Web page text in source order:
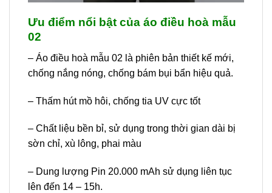
Ưu điểm nổi bật của áo điều hoà mẫu
02
– Áo điều hoà mẫu 02 là phiên bản thiết kế mới,
chống nắng nóng, chống bám bụi bẩn hiệu quả.
– Thấm hút mồ hôi, chống tia UV cực tốt
– Chất liệu bền bỉ, sử dụng trong thời gian dài bị
sờn chỉ, xù lông, phai màu
– Dung lượng Pin 20.000 mAh sử dụng liên tục
lên đến 14 – 15h.